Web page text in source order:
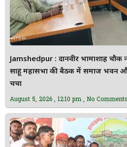
Jamshedpur : दानवीर भामाशाह चौक
साहू महासभा की बैठक में समाज भवन और
चर्चा
August 5, 2026 12:10 pm No Comments